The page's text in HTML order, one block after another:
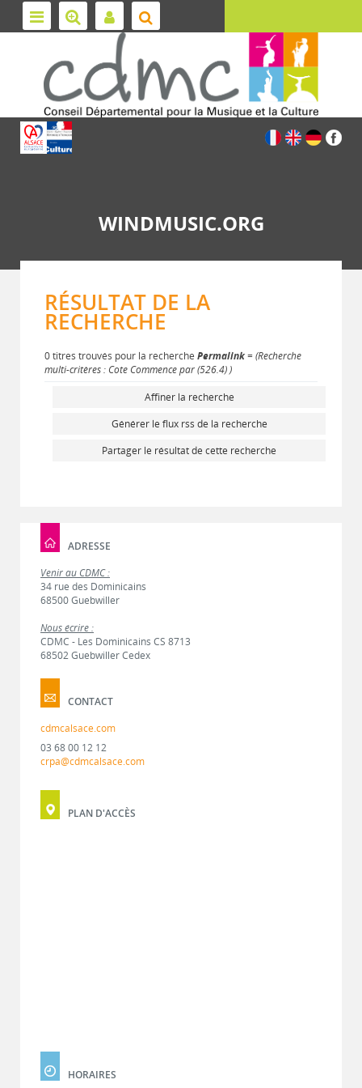
WINDMUSIC.ORG
RÉSULTAT DE LA
RECHERCHE
0 titres trouvés pour la recherche Permalink= (Recherche
multi-critères : Cote Commence par (526.4) )
Affiner la recherche
Générer le flux rss de la recherche
Partager le résultat de cette recherche
ADRESSE
Venir au CDMC :
34 rue des Dominicains
68500 Guebwiller
Nous écrire :
CDMC - Les Dominicains CS 8713
68502 Guebwiller Cedex
CONTACT
cdmcalsace.com
03 68 00 12 12
crpa@cdmcalsace.com
PLAN D'ACCÈS
HORAIRES